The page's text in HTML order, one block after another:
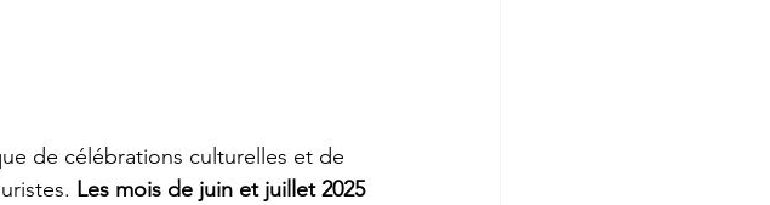
de célébrations culturelles et de
Les mois de juin et juillet 2025